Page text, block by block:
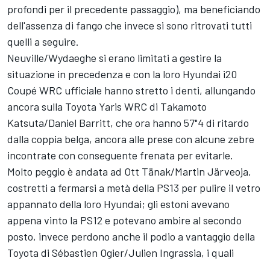
profondi per il precedente passaggio), ma beneficiando
dell'assenza di fango che invece si sono ritrovati tutti
quelli a seguire.
Neuville/Wydaeghe si erano limitati a gestire la
situazione in precedenza e con la loro Hyundai i20
Coupé WRC ufficiale hanno stretto i denti, allungando
ancora sulla Toyota Yaris WRC di Takamoto
Katsuta/Daniel Barritt, che ora hanno 57"4 di ritardo
dalla coppia belga, ancora alle prese con alcune zebre
incontrate con conseguente frenata per evitarle.
Molto peggio è andata ad Ott Tänak/Martin Järveoja,
costretti a fermarsi a metà della PS13 per pulire il vetro
appannato della loro Hyundai; gli estoni avevano
appena vinto la PS12 e potevano ambire al secondo
posto, invece perdono anche il podio a vantaggio della
Toyota di Sébastien Ogier/Julien Ingrassia, i quali